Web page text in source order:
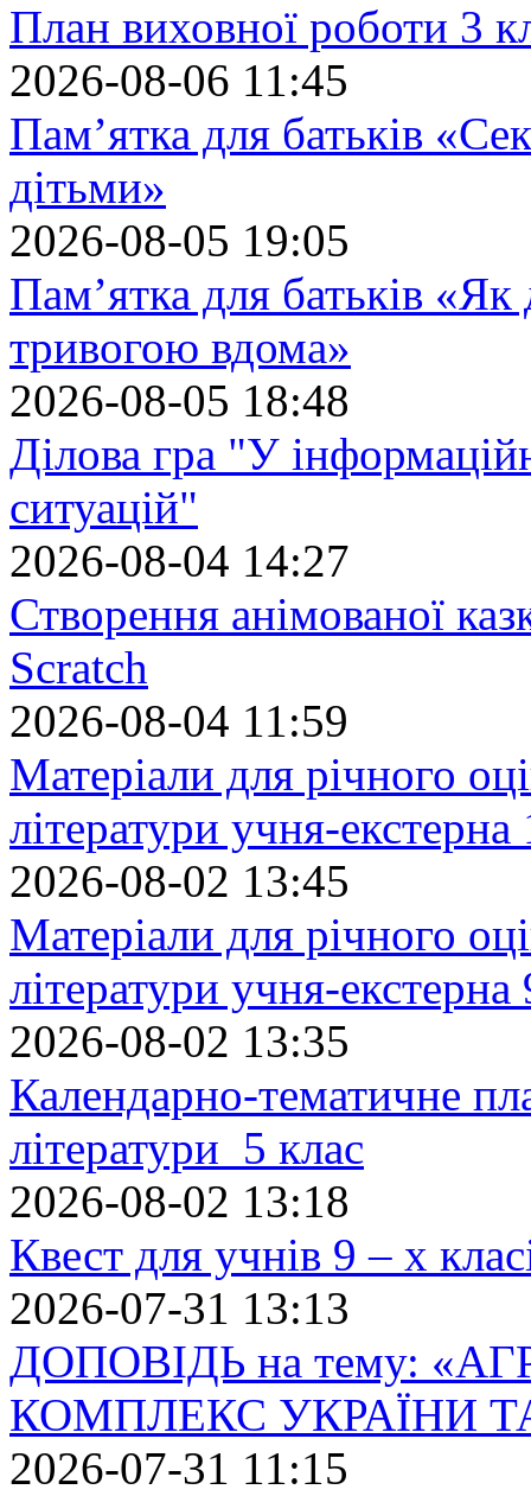
План виховної роботи 3
2026-08-06 11:45
Пам’ятка для батьків
дітьми»
2026-08-05 19:05
Пам’ятка для батьків
тривогою вдома»
2026-08-05 18:48
Ділова гра "У
ситуацій"
2026-08-04 14:27
Створення анімованої
Scratch
2026-08-04 11:59
Матеріали для річного
літератури учня-екстерна
2026-08-02 13:45
Матеріали для річного
літератури учня-екстерна
2026-08-02 13:35
Календарно-тематичне
літератури 5 клас
2026-08-02 13:18
Квест для учнів 9 – х
2026-07-31 13:13
ДОПОВІДЬ на тему:
КОМПЛЕКС УКРАЇНИ
2026-07-31 11:15